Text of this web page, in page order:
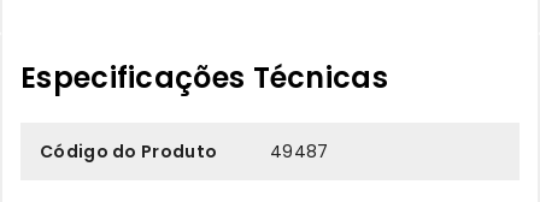
Especificações Técnicas
Código do Produto 49487